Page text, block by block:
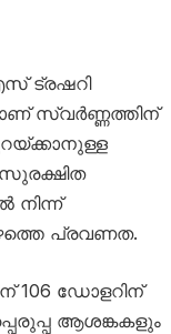
ട്രഷറി
സ്വർണ്ണത്തിന്
നിന്ന്
പ്രവണത.
106 ഡോളറിന്
ആശങ്കകളും